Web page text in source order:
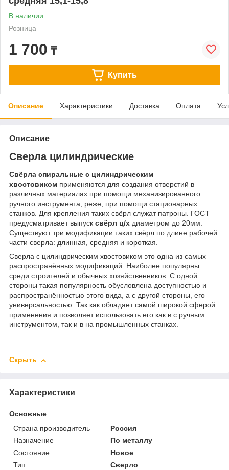
В наличии
Розница
1 700 ₸
Купить
Описание Характеристики Доставка Оплата
Описание
Сверла цилиндрические
Свёрла спиральные с цилиндрическим
хвостовиком применяются для создания отверстий в
различных материалах при помощи механизированного
ручного инструмента, реже, при помощи стационарных
станков. Для крепления таких свёрл служат патроны. ГОСТ
предусматривает выпуск свёрл ц/х диаметром до 20мм.
Существуют три модификации таких свёрл по длине рабочей
части сверла: длинная, средняя и короткая.
Сверла с цилиндрическим хвостовиком это одна из самых
распространённых модификаций. Наиболее популярны
среди строителей и обычных хозяйственников. С одной
стороны такая популярность обусловлена доступностью и
распространённостью этого вида, а с другой стороны, его
универсальностью. Так как обладает самой широкой сферой
применения и позволяет использовать его как в с ручным
инструментом, так и в на промышленных станках.
Скрыть
Характеристики
Основные
Страна производитель
Россия
Назначение
По металлу
Состояние
Новое
Тип
Сверло